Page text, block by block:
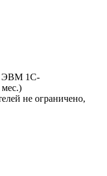
ЭВМ 1С-
не ограничено,